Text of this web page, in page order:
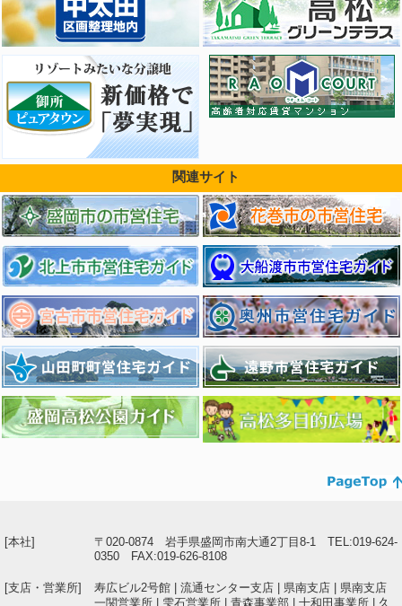
関連サイト
[本社]
〒020-0874 岩手県盛岡市南大通2丁目8-1 TEL:019-624-
0350 FAX:019-626-8108
[支店・営業所]
寿広ビル2号館 | 流通センター支店 | 県南支店 | 県南支店
一関営業所 | 雫石営業所 | 青森事業部 | 十和田事業所 | 久